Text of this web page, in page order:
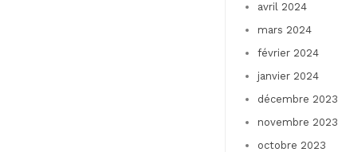
avril 2024
mars 2024
février 2024
janvier 2024
décembre 2023
novembre 2023
octobre 2023